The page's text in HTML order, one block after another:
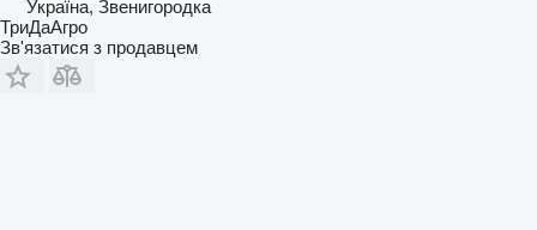
Україна, Звенигородка
ТриДаАгро
Зв'язатися з продавцем